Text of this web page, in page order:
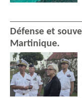
Défense et
Martinique.